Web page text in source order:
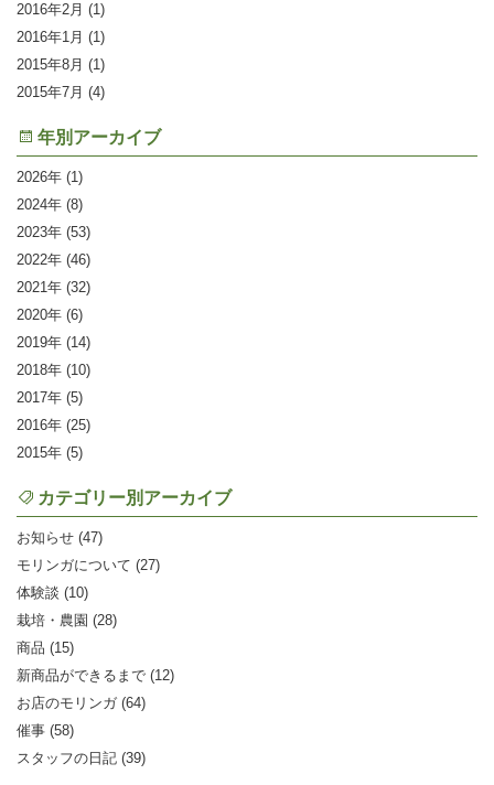
2016年2月 (1)
2016年1月 (1)
2015年8月 (1)
2015年7月 (4)
年別アーカイブ
2026
(1)
2024
(8)
2023
(53)
2022
(46)
2021
(32)
2020
(6)
2019
(14)
2018
(10)
2017
(5)
2016
(25)
2015
(5)
カテゴリー別アーカイブ
お知らせ (47)
モリンガについて (27)
体験談 (10)
栽培・農園 (28)
商品 (15)
新商品ができるまで (12)
お店のモリンガ (64)
催事 (58)
スタッフの日記 (39)